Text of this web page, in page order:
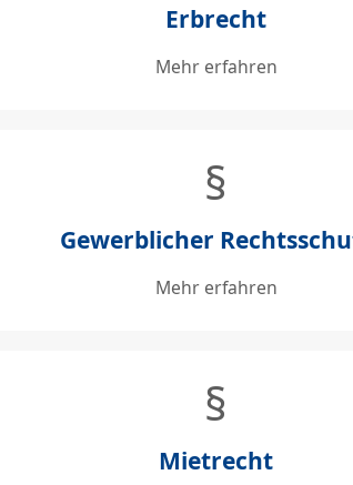
Erbrecht
Mehr erfahren
§
Gewerblicher
Mehr erfahren
§
Mietrecht